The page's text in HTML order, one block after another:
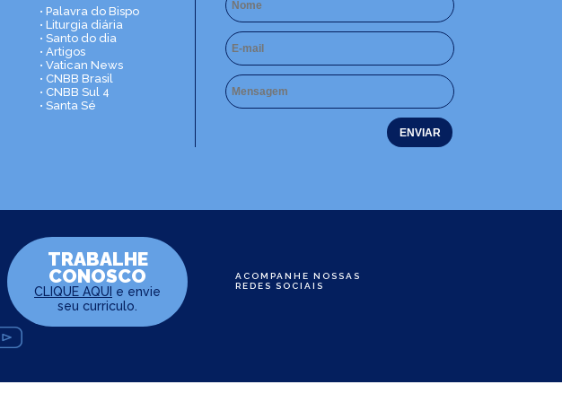
• Palavra do Bispo
• Liturgia diária
• Santo do dia
• Artigos
• Vatican News
• CNBB Brasil
• CNBB Sul 4
• Santa Sé
TRABALHE
CONOSCO
CLIQUE AQUI e envie
seu curriculo.
ACOMPANHE NOSSAS
REDES SOCIAIS